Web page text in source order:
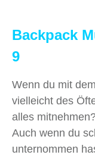
Backpack
9
Wenn du mit
vielleicht des
alles
Auch wenn du
unternommen